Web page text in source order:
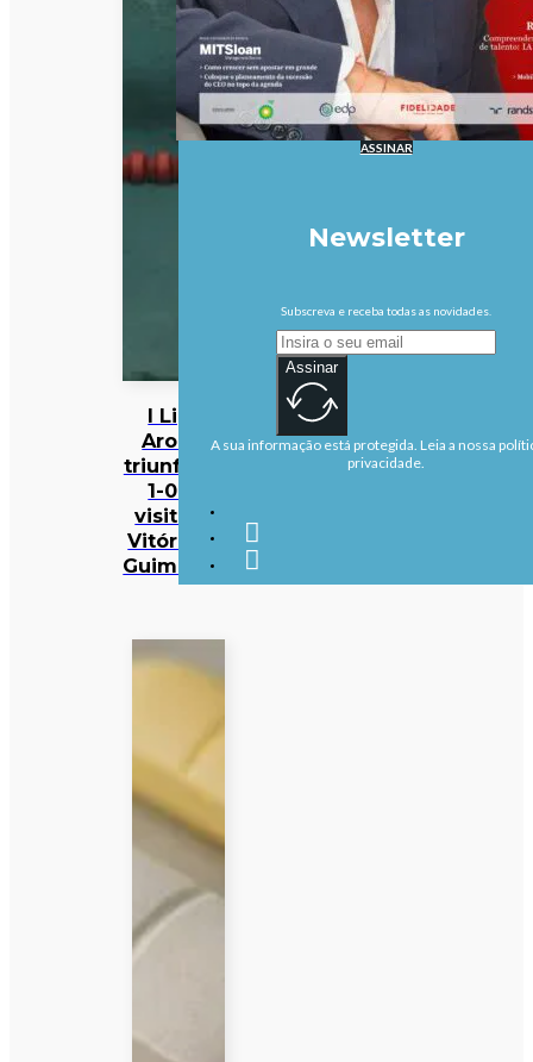
I Liga:
Arouca
triunfa por
1-0 na
visita ao
Vitória de
Guimarães
ASSINAR
Newsletter
Subscreva e receba todas as novidades.
Assinar
A sua informação está protegida. Leia a nossa
privacidade.